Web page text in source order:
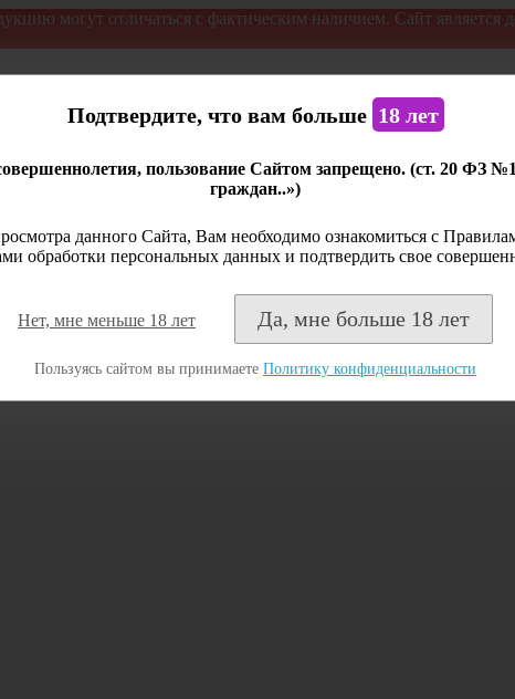
могут отличаться с фактическим наличием. Сайт является
Подтвердите, что вам больше 18 лет
пользование Сайтом запрещено. (ст. 20 ФЗ
граждан..»)
данного Сайта, Вам необходимо ознакомиться с
обработки персональных данных и подтвердить свое
Нет, мне меньше 18 лет Да, мне больше 18 лет
Пользуясь сайтом вы принимаете Политику конфиденциальности